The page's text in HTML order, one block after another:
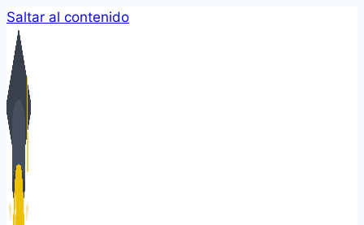
Saltar al contenido